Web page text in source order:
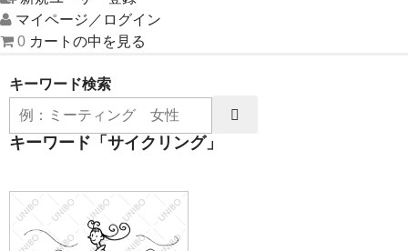
HOME
UNIBOについて
お問い合わせ
マイページ／ログイン
0 カートの中を見る
キーワード検索
キーワード「サイクリング」